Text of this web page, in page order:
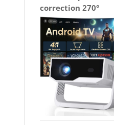
correction 270°